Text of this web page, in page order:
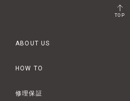
TOP
ABOUT US
HOW TO
修理保証